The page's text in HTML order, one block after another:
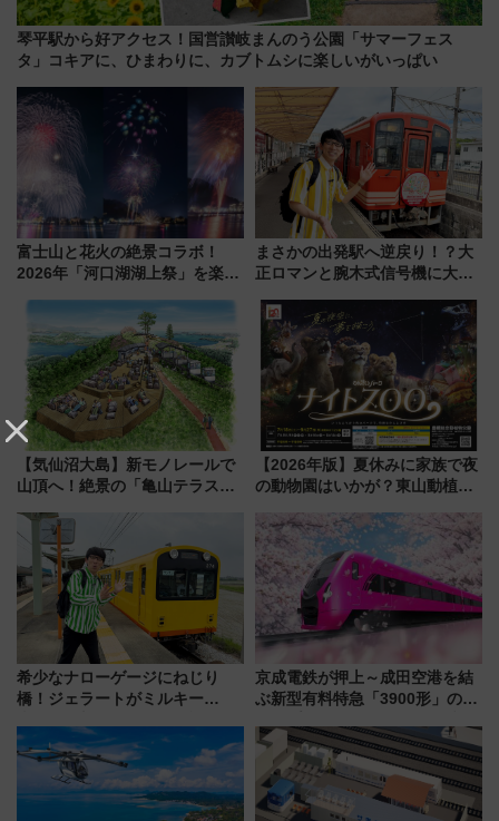
琴平駅から好アクセス！国営讃岐まんのう公園「サマーフェス
タ」コキアに、ひまわりに、カブトムシに楽しいがいっぱい
富士山と花火の絶景コラボ！
2026年「河口湖湖上祭」を楽し
ススメ
まさかの出発駅へ逆戻り！？大
正ロマンと腕木式信号機に大興
目の舞台は岐阜県の「明知鉄
道」
【気仙沼大島】新モノレールで
山頂へ！絶景の「亀山テラス
暇村のお得な日帰りプランも登
【2026年版】夏休みに家族で夜
の動物園はいかが？東山動植物
ZOO」開催情報
希少なナローゲージにねじり
橋！ジェラートがミルキー
278回目の舞台は「三岐鉄道北
勢線」
京成電鉄が押上～成田空港を結
ぶ新型有料特急「3900形」のコ
募集も実施